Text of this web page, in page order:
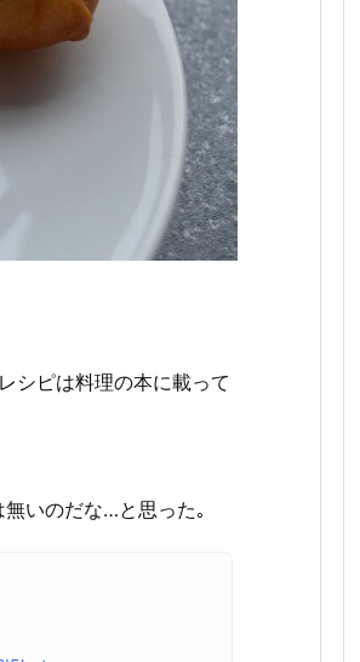
シピは料理の本に載って
いのだな…と思った｡